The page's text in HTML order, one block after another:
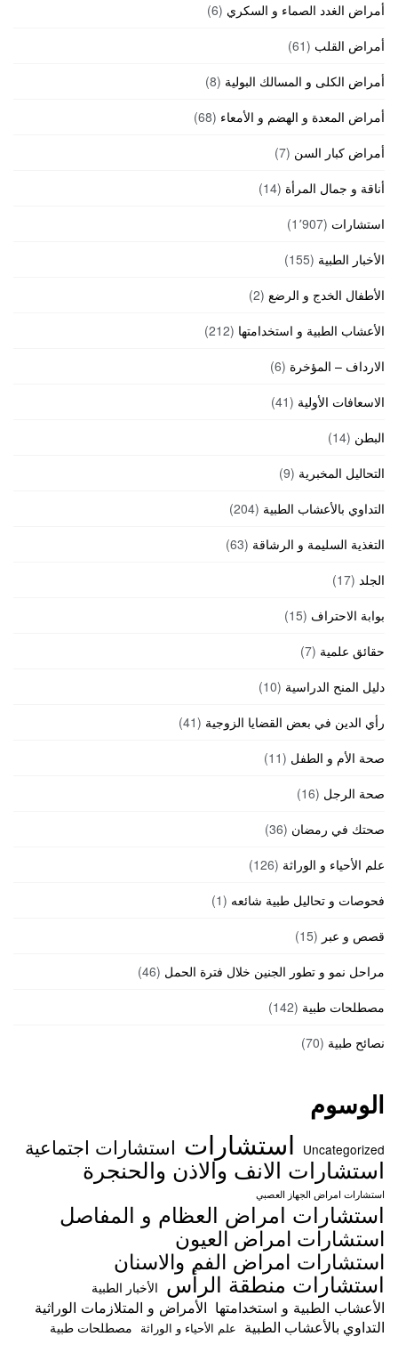
أمراض الغدد الصماء و السكري (6)
أمراض القلب (61)
أمراض الكلى و المسالك البولية (8)
أمراض المعدة و الهضم و الأمعاء (68)
أمراض كبار السن (7)
أناقة و جمال المرأة (14)
استشارات (1٬907)
الأخبار الطبية (155)
الأطفال الخدج و الرضع (2)
الأعشاب الطبية و استخدامتها (212)
الارداف – المؤخرة (6)
الاسعافات الأولية (41)
البطن (14)
التحاليل المخبرية (9)
التداوي بالأعشاب الطبية (204)
التغذية السليمة و الرشاقة (63)
الجلد (17)
بوابة الاحتراف (15)
حقائق علمية (7)
دليل المنح الدراسية (10)
رأي الدين في بعض القضايا الزوجية (41)
صحة الأم و الطفل (11)
صحة الرجل (16)
صحتك في رمضان (36)
علم الأحياء و الوراثة (126)
فحوصات و تحاليل طبية شائعه (1)
قصص و عبر (15)
مراحل نمو و تطور الجنين خلال فترة الحمل (46)
مصطلحات طبية (142)
نصائح طبية (70)
الوسوم
Uncategorized استشارات استشارات اجتماعية
استشارات الانف والاذن والحنجرة
استشارات امراض الجهاز العصبي
استشارات امراض العظام و المفاصل
استشارات امراض العيون
استشارات امراض الفم والاسنان
استشارات منطقة الرأس الأخبار الطبية
الأعشاب الطبية و استخدامتها الأمراض و المتلازمات الوراثية
التداوي بالأعشاب الطبية علم الأحياء و الوراثة مصطلحات طبية